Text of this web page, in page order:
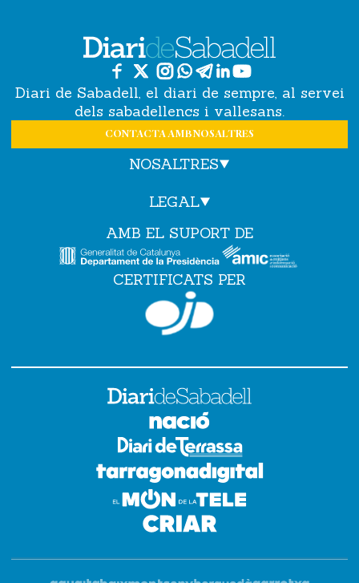
Diari de Sabadell, el diari de sempre, al servei
dels sabadellencs i vallesans.
CONTACTA AMB NOSALTRES
NOSALTRES
LEGAL
AMB EL SUPORT DE
CERTIFICATS PER